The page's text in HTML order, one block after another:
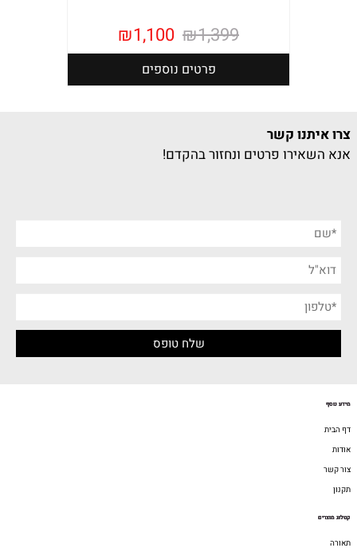
₪1,399
₪1,100
פרטים נוספים
צרו איתנו קשר
אנא השאירו פרטים ונחזור בהקדם!
מידע נוסף
דף הבית
אודות
צור קשר
תקנון
קטלוג מוצרים
תאורה